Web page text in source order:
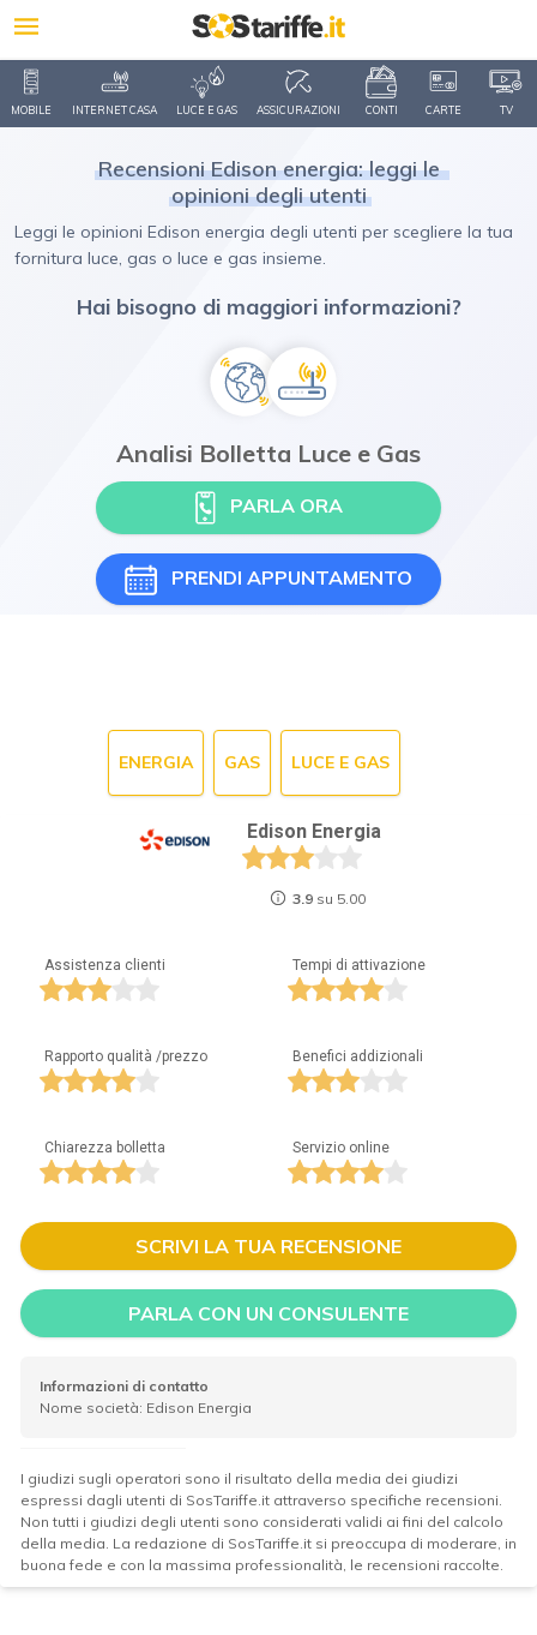
MOBILE INTERNET CASA LUCE E GAS ASSICURAZIONI CONTI CARTE TV
Recensioni Edison energia: leggi le
opinioni degli utenti
Leggi le opinioni Edison energia degli utenti per scegliere la tua
fornitura luce, gas o luce e gas insieme.
Hai bisogno di maggiori informazioni?
Analisi Bolletta Luce e Gas
PARLA ORA
PRENDI APPUNTAMENTO
ENERGIA GAS LUCE E GAS
Edison Energia
3.9su 5.00
Assistenza clienti Tempi di attivazione
Rapporto qualità /prezzo Benefici addizionali
Chiarezza bolletta Servizio online
SCRIVI LA TUA RECENSIONE
PARLA CON UN CONSULENTE
Informazioni di contatto
Nome società: Edison Energia
I giudizi sugli operatori sono il risultato della media dei giudizi
espressi dagli utenti di SosTariffe.it attraverso specifiche recensioni.
Non tutti i giudizi degli utenti sono considerati validi ai fini del calcolo
della media. La redazione di SosTariffe.it si preoccupa di moderare, in
buona fede e con la massima professionalità, le recensioni raccolte.